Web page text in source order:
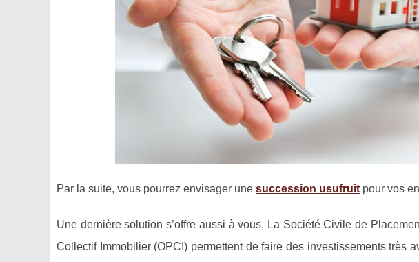
Par la suite, vous pourrez envisager une succession usufruit pour vos
Une dernière solution s’offre aussi à vous. La Société Civile de
Collectif Immobilier (OPCI) permettent de faire des investissements très